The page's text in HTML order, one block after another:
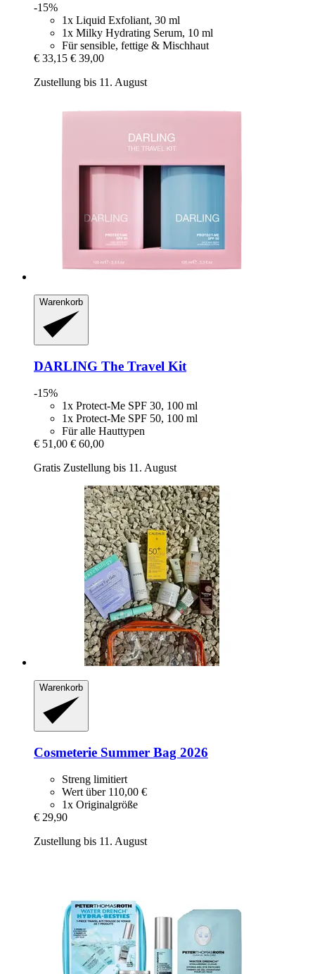
-15%
1x Liquid Exfoliant, 30 ml
1x Milky Hydrating Serum, 10 ml
Für sensible, fettige & Mischhaut
€ 33,15 € 39,00
Zustellung bis 11. August
Warenkorb
DARLING The Travel Kit
-15%
1x Protect-Me SPF 30, 100 ml
1x Protect-Me SPF 50, 100 ml
Für alle Hauttypen
€ 51,00 € 60,00
Gratis Zustellung bis 11. August
Warenkorb
Cosmeterie Summer Bag 2026
Streng limitiert
Wert über 110,00 €
1x Originalgröße
€ 29,90
Zustellung bis 11. August